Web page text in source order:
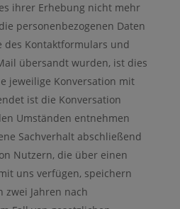
ihrer Erhebung nicht mehr
personenbezogenen Daten
des Kontaktformulars und
übersandt wurden, ist dies
jeweilige Konversation mit
ist die Konversation
Umständen entnehmen
Sachverhalt abschließend
Nutzern, die über einen
uns verfügen, speichern
zwei Jahren nach